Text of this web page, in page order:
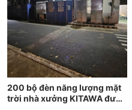
200 bộ đèn năng lượng mặt
trời nhà xưởng KITAWA được